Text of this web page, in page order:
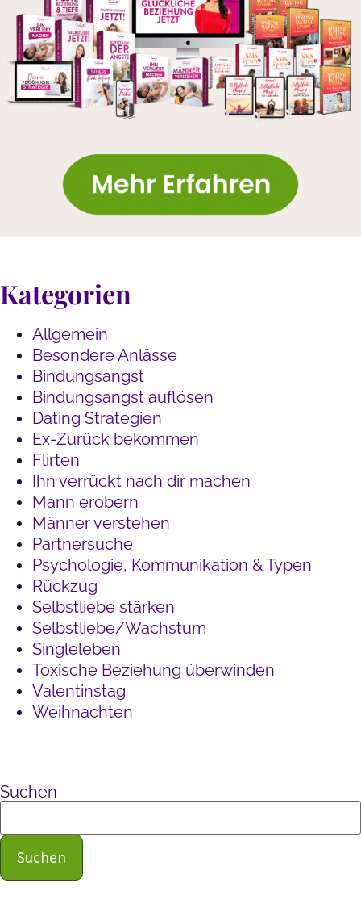
Kategorien
Allgemein
Besondere Anlässe
Bindungsangst
Bindungsangst auflösen
Dating Strategien
Ex-Zurück bekommen
Flirten
Ihn verrückt nach dir machen
Mann erobern
Männer verstehen
Partnersuche
Psychologie, Kommunikation & Typen
Rückzug
Selbstliebe stärken
Selbstliebe/Wachstum
Singleleben
Toxische Beziehung überwinden
Valentinstag
Weihnachten
Suchen
Suchen